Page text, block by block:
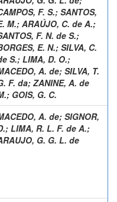
F. S.; SANTOS,
M.; ARAÚJO, C. de A.;
F. N. de S.;
E. N.; SILVA, C.
S.; LIMA, D. O.;
A. de; SILVA, T.
F. da; ZANINE, A. de
; GOIS, G. C.
A. de; SIGNOR,
; LIMA, R. L. F. de A.;
G. G. L. de